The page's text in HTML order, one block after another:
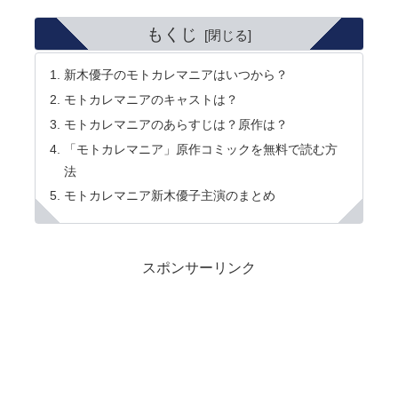
もくじ
新木優子のモトカレマニアはいつから？
モトカレマニアのキャストは？
モトカレマニアのあらすじは？原作は？
「モトカレマニア」原作コミックを無料で読む方
法
モトカレマニア新木優子主演のまとめ
スポンサーリンク